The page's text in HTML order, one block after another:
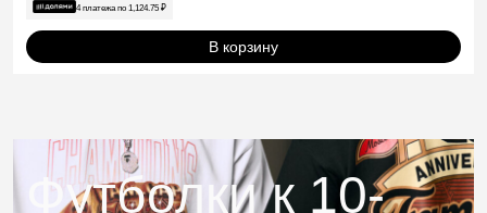
4 платежа по 1,124.75 ₽
В корзину
Футболки к 10-